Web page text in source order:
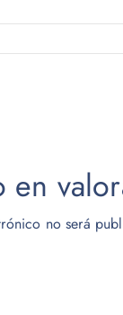
no será